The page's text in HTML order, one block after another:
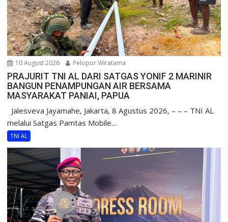
10 August 2026 Pelopor Wiratama
PRAJURIT TNI AL DARI SATGAS YONIF 2 MARINIR
BANGUN PENAMPUNGAN AIR BERSAMA
MASYARAKAT PANIAI, PAPUA
Jalesveva Jayamahe, Jakarta, 8 Agustus 2026, – – – TNI AL
melalui Satgas Pamtas Mobile...
TNI AL